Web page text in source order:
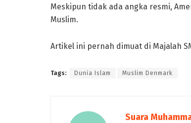
Meskipun tidak ada angka resmi,
Muslim.
Artikel ini pernah dimuat di Majalah
Tags: Dunia Islam Muslim Denmark
Suara